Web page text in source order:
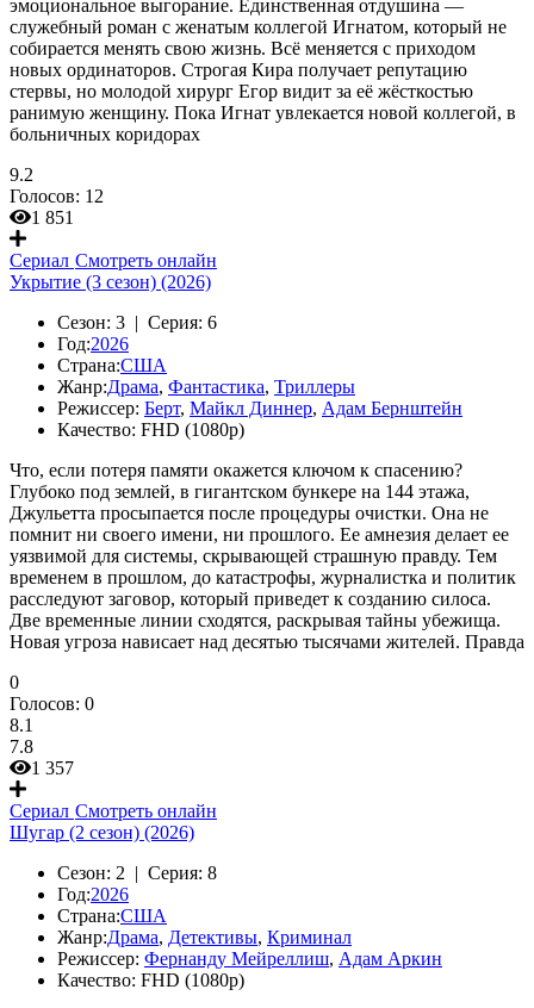
эмоциональное выгорание. Единственная отдушина —
служебный роман с женатым коллегой Игнатом, который не
собирается менять свою жизнь. Всё меняется с приходом
новых ординаторов. Строгая Кира получает репутацию
стервы, но молодой хирург Егор видит за её жёсткостью
ранимую женщину. Пока Игнат увлекается новой коллегой, в
больничных коридорах
9.2
Голосов: 12
1 851
Сериал Смотреть онлайн
Укрытие (3 сезон) (2026)
Сезон: 3 | Серия: 6
Год:2026
Страна:США
Жанр:Драма, Фантастика, Триллеры
Режиссер: Берт, Майкл Диннер, Адам Бернштейн
Качество: FHD (1080p)
Что, если потеря памяти окажется ключом к спасению?
Глубоко под землей, в гигантском бункере на 144 этажа,
Джульетта просыпается после процедуры очистки. Она не
помнит ни своего имени, ни прошлого. Ее амнезия делает ее
уязвимой для системы, скрывающей страшную правду. Тем
временем в прошлом, до катастрофы, журналистка и политик
расследуют заговор, который приведет к созданию силоса.
Две временные линии сходятся, раскрывая тайны убежища.
Новая угроза нависает над десятью тысячами жителей. Правда
0
Голосов: 0
8.1
7.8
1 357
Сериал Смотреть онлайн
Шугар (2 сезон) (2026)
Сезон: 2 | Серия: 8
Год:2026
Страна:США
Жанр:Драма, Детективы, Криминал
Режиссер: Фернанду Мейреллиш, Адам Аркин
Качество: FHD (1080p)